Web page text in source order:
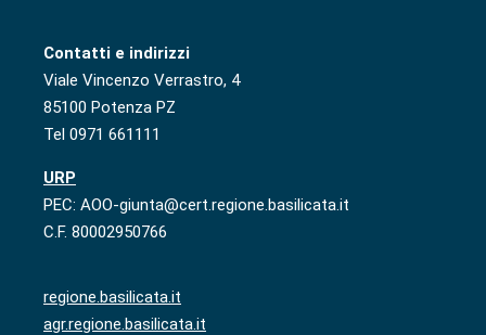
Contatti e indirizzi
Viale Vincenzo Verrastro, 4
85100 Potenza PZ
Tel 0971 661111
URP
PEC: AOO-giunta@cert.regione.basilicata.it
C.F. 80002950766
regione.basilicata.it
agr.regione.basilicata.it